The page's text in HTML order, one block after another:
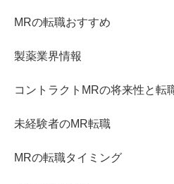
MRの転職おすすめ
製薬業界情報
コントラクトMRの将来性と転
未経験者のMR転職
MRの転職タイミング